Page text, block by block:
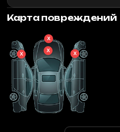
Карта повреждений
X
X
X
X